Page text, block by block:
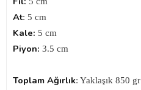
At: 5 cm
Kale: 5 cm
Piyon: 3.5 cm
Toplam Ağırlık: Yaklaşık 850 gr